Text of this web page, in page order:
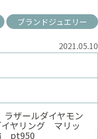
ブランドジュエリー
2021.05.10
ザールダイヤモン
ヤリング マリッ
pt950